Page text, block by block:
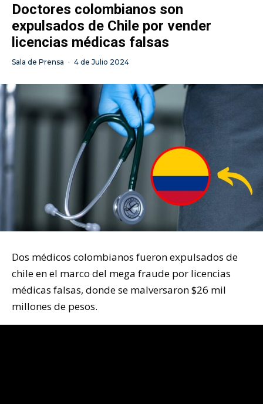
Doctores colombianos son
expulsados de Chile por vender
licencias médicas falsas
Sala de Prensa · 4 de Julio 2024
Dos médicos colombianos fueron expulsados de
chile en el marco del mega fraude por licencias
médicas falsas, donde se malversaron $26 mil
millones de pesos.